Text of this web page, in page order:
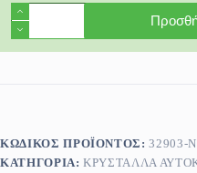
Τζάμι
αριστερό
φτερού
Volkswagen
ποσότητα
ΚΩΔΙΚΌΣ ΠΡΟΪΌΝΤΟΣ:32903-
ΚΑΤΗΓΟΡΊΑ:ΚΡΎΣΤΑΛΛΑ